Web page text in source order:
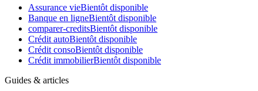
Assurance vieBientôt disponible
Banque en ligneBientôt disponible
comparer-creditsBientôt disponible
Crédit autoBientôt disponible
Crédit consoBientôt disponible
Crédit immobilierBientôt disponible
Guides & articles